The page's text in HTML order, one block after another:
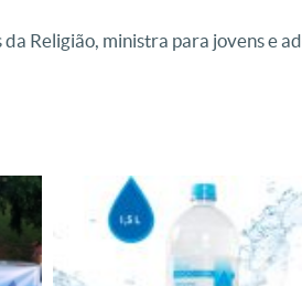
Religião, ministra para jovens e